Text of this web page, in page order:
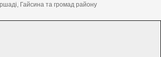
Гайсина та громад району